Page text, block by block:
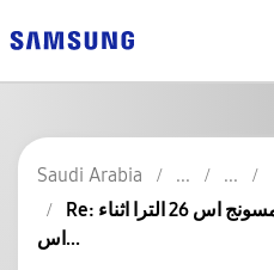
Saudi Arabia
Re: ارتفاع الحرارة في سامسونج اس 26 الترا اثناء
اس...